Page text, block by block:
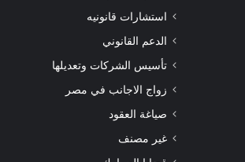
استشارات قانونيه
الدعم القانوني
تأسيس الشركات وتعديلها
زواج الاجانب في مصر
صياغة العقود
غير مصنف